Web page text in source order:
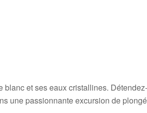
et ses eaux cristallines.
une passionnante excursion de